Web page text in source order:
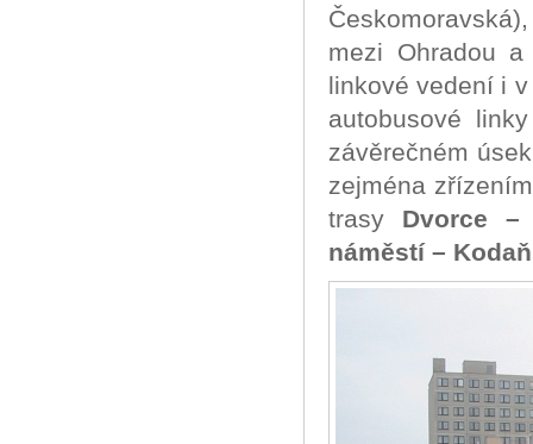
mezi Ohradou a
linkové vedení i
autobusové
závěrečném
zejména
trasy Dvorce
náměstí –